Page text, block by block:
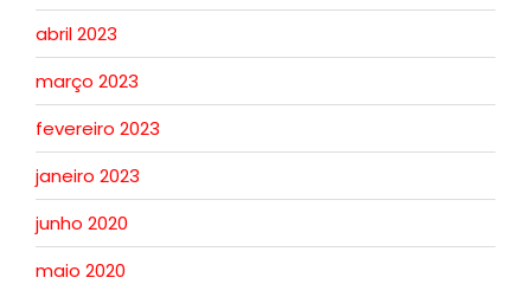
abril 2023
março 2023
fevereiro 2023
janeiro 2023
junho 2020
maio 2020